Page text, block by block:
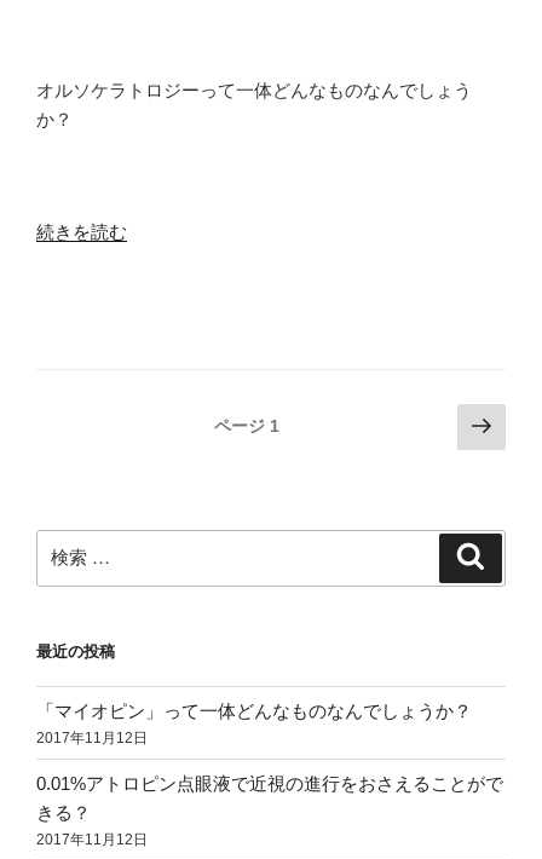
の
オルソケラトロジーって一体どんなものなんでしょう
か？
“「オ
一
体
の
続きを読む
ゲ
ー
ョ
ン
ページ 1
次
の
ジ
検
索:
最近の投稿
「マイオピン」って一体どんなものなんでしょうか？
2017年11月12日
0.01%アトロピン点眼液で近視の進行をおさえることがで
きる？
2017年11月12日